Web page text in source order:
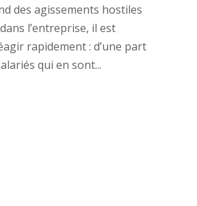
des agissements hostiles
l’entreprise, il est
rapidement : d’une part
qui en sont...